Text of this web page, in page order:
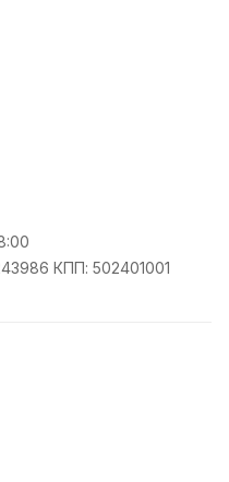
КПП: 502401001